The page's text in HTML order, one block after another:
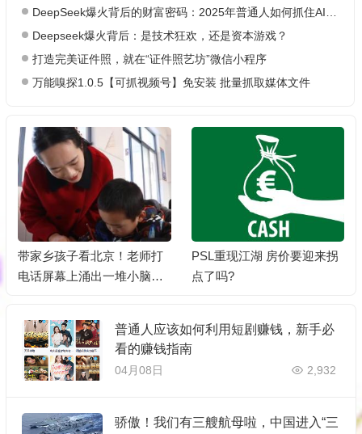
DeepSeek爆火背后的财富密码：2025年普通人如何抓住AI创业风口？
Deepseek爆火背后：是技术狂欢，还是资本游戏？
打造完美证件照，就在“证件照艺坊”微信小程序
万能嗅探1.0.5【可抓视频号】免安装 批量抓取媒体文件
带家乡孩子看北京！老师打
电话屏幕上涌出一堆小脑
PSL重现江湖 房价要迎来拐
点了吗?
普通人应该如何利用短剧赚钱，新手必
看的赚钱指南
04月08日 2,932
骄傲！我们有三艘航母啦，中国进入“三